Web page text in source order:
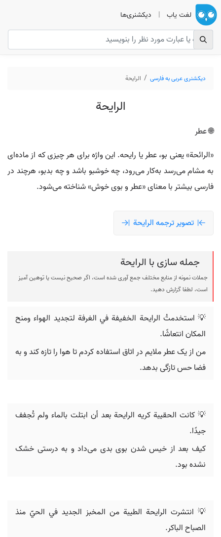
لغت یاب | دیکشنری‌ها
دیکشنری عربی به فارسی الرایحة
الرایحة
🌐 عطر
«الرائحة» یعنی بو، عطر یا رایحه. این واژه برای هر چیزی که از ماده‌ای
به مشام می‌رسد به‌کار می‌رود، چه خوشبو باشد و چه بدبو، هرچند در
فارسی بیشتر با معنای «عطر و بوی خوش» شناخته می‌شود.
تصویر ترجمه الرایحة
جمله سازی با الرایحة
جملات نمونه از منابع مختلف جمع آوری شده است، اگر صحیح نیست یا توهین آمیز
است، لطفا گزارش دهید.
💡 استخدمتُ الرایحة الخفيفة في الغرفة لتجديد الهواء ومنح
المكان انتعاشًا.
من از یک عطر ملایم در اتاق استفاده کردم تا هوا را تازه کند و به
فضا حس تازگی بدهد.
💡 كانت الحقيبة كريه الرایحة بعد أن ابتلت بالماء ولم تُجفف
جيدًا.
کیف بعد از خیس شدن بوی بدی می‌داد و به درستی خشک
نشده بود.
💡 انتشرت الرایحة الطيبة من المخبز الجديد في الحيّ منذ
الصباح الباكر.